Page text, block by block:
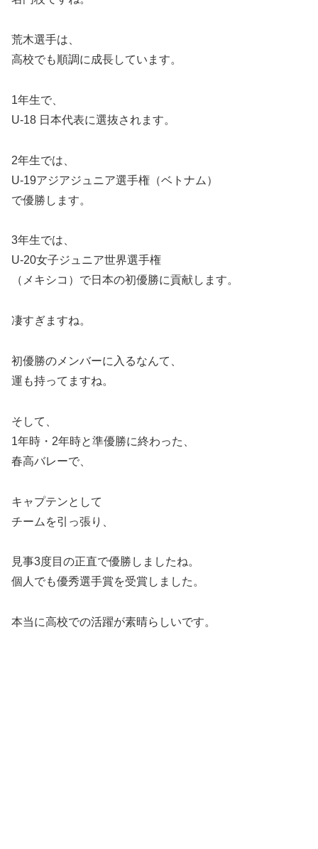
荒木選手は、
高校でも順調に成長しています。
1年生で、
U-18 日本代表に選抜されます。
2年生では、
U-19アジアジュニア選手権（ベトナム）
で優勝します。
3年生では、
U-20女子ジュニア世界選手権
（メキシコ）で日本の初優勝に貢献します。
凄すぎますね。
初優勝のメンバーに入るなんて、
運も持ってますね。
そして、
1年時・2年時と準優勝に終わった、
春高バレーで、
キャプテンとして
チームを引っ張り、
見事3度目の正直で優勝しましたね。
個人でも優秀選手賞を受賞しました。
本当に高校での活躍が素晴らしいです。